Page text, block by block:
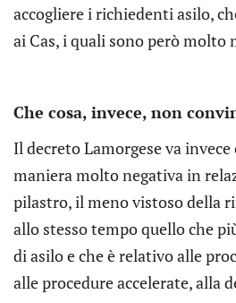
accogliere i richiedenti asilo,
ai Cas, i quali sono però molto
Che cosa, invece, non
Il decreto Lamorgese va
maniera molto negativa in
pilastro, il meno vistoso della
allo stesso tempo quello che
di asilo e che è relativo alle
alle procedure accelerate, alla